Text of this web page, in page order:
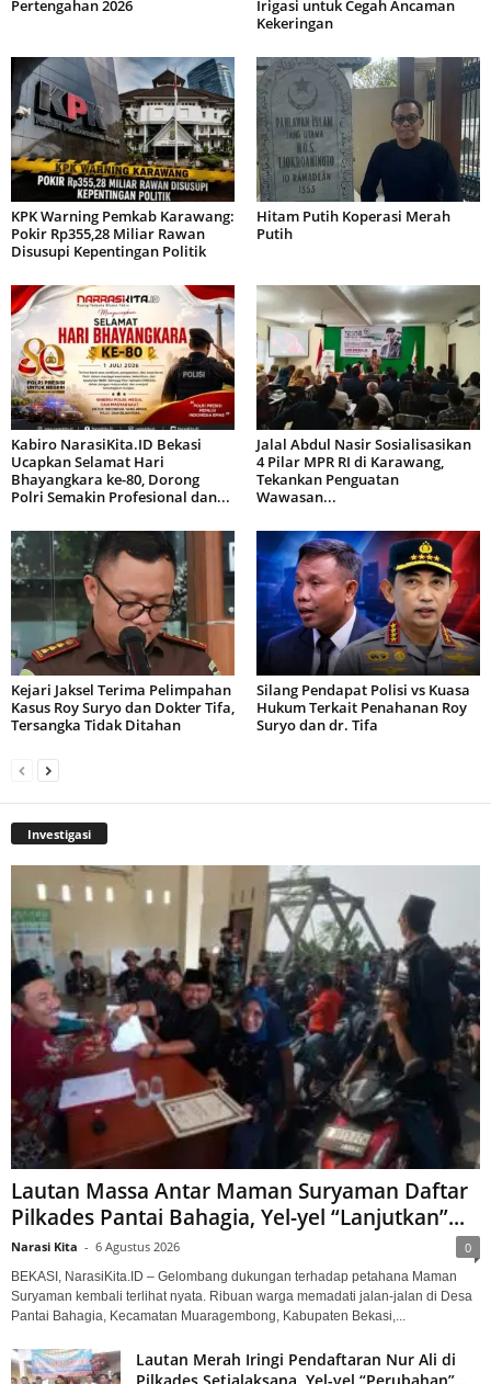
Pertengahan 2026
Irigasi untuk Cegah Ancaman
Kekeringan
KPK Warning Pemkab Karawang:
Pokir Rp355,28 Miliar Rawan
Disusupi Kepentingan Politik
Hitam Putih Koperasi Merah
Putih
Kabiro NarasiKita.ID Bekasi
Ucapkan Selamat Hari
Bhayangkara ke-80, Dorong
Polri Semakin Profesional dan...
Jalal Abdul Nasir Sosialisasikan
4 Pilar MPR RI di Karawang,
Tekankan Penguatan
Wawasan...
Kejari Jaksel Terima Pelimpahan
Kasus Roy Suryo dan Dokter Tifa,
Tersangka Tidak Ditahan
Silang Pendapat Polisi vs Kuasa
Hukum Terkait Penahanan Roy
Suryo dan dr. Tifa
Investigasi
Lautan Massa Antar Maman Suryaman Daftar
Pilkades Pantai Bahagia, Yel-yel “Lanjutkan”...
Narasi Kita - 6 Agustus 2026 0
BEKASI, NarasiKita.ID – Gelombang dukungan terhadap petahana Maman
Suryaman kembali terlihat nyata. Ribuan warga memadati jalan-jalan di Desa
Pantai Bahagia, Kecamatan Muaragembong, Kabupaten Bekasi,...
Lautan Merah Iringi Pendaftaran Nur Ali di